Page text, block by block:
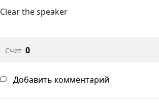
Clear the speaker
Счет 0
Добавить комментарий